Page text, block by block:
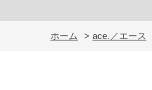
ホーム > ace.／エース